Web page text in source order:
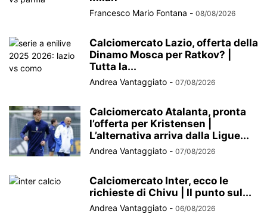
Francesco Mario Fontana - 08/08/2026
Calciomercato Lazio, offerta della
Dinamo Mosca per Ratkov? |
Tutta la...
Andrea Vantaggiato - 07/08/2026
Calciomercato Atalanta, pronta
l’offerta per Kristensen |
L’alternativa arriva dalla Ligue...
Andrea Vantaggiato - 07/08/2026
Calciomercato Inter, ecco le
richieste di Chivu | Il punto sul...
Andrea Vantaggiato - 06/08/2026